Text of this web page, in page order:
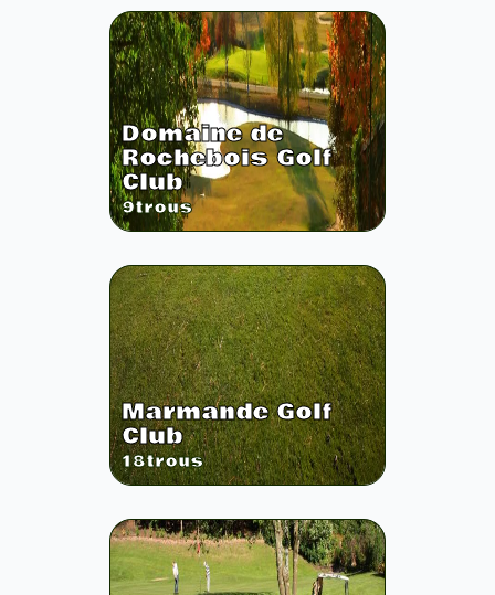
Domaine de
Rochebois Golf
Club
9trous
Marmande Golf
Club
18trous